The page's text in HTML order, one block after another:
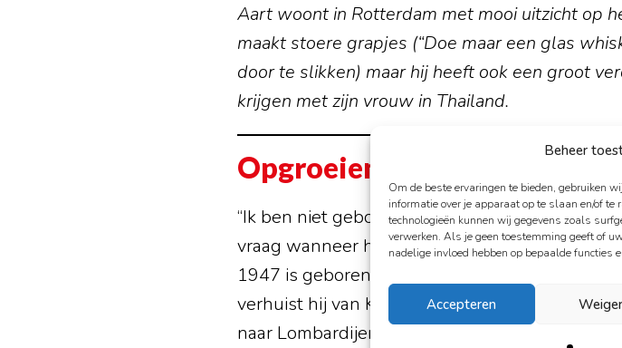
Beheer
Om de beste ervaringen te bieden, gebruiken
informatie over je apparaat op te slaan en/of
technologieën kunnen wij gegevens zoals
verwerken. Als je geen toestemming geeft of
nadelige invloed hebben op bepaalde functies
Accepteren
Aart woont in Rotterdam met mooi uitzicht op
maakt stoere grapjes (“Doe maar een glas
door te slikken) maar hij heeft ook een groot
krijgen met zijn vrouw in Thailand.
Opgroeien in Rotterdam
“Ik ben niet geboren, ik ben gevonden achter
vraag wanneer hij geboren is. “Dat zei mijn
1947 is geboren in Rotterdam-Noord en is
verhuist hij van Kralingen naar Feijenoord,
naar Lombardijen. Zijn ouders hebben door